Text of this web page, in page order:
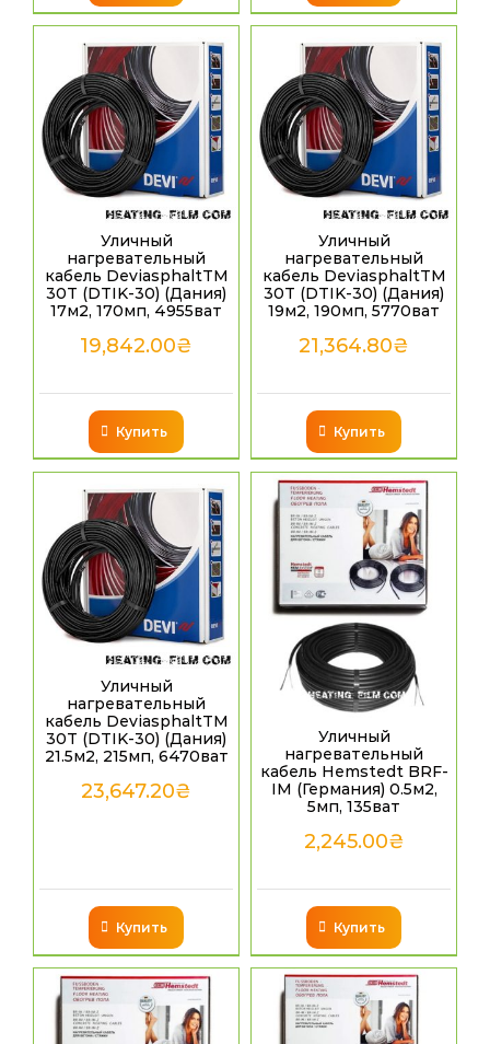
Уличный
нагревательный
кабель DeviasphaltTM
30T (DTIK-30) (Дания)
17м2, 170мп, 4955ват
19,842.00₴
Купить
Уличный
нагревательный
кабель DeviasphaltTM
30T (DTIK-30) (Дания)
19м2, 190мп, 5770ват
21,364.80₴
Купить
Уличный
нагревательный
кабель DeviasphaltTM
30T (DTIK-30) (Дания)
21.5м2, 215мп, 6470ват
23,647.20₴
Купить
Уличный
нагревательный
кабель Hemstedt BRF-
IM (Германия) 0.5м2,
5мп, 135ват
2,245.00₴
Купить